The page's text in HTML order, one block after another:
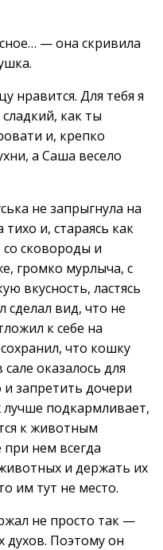
— она скривила
нравится. Для тебя я
как ты
и, крепко
а Саша весело
не запрыгнула на
и, стараясь как
со сковороды и
громко мурлыча, с
вкусность, ластясь
сделал вид, что не
к себе на
что кошку
оказалось для
запретить дочери
лучше подкармливает,
к животным
нем всегда
и держать их
им тут не место.
не просто так —
духов. Поэтому он